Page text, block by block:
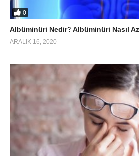
0
Albüminüri Nedir? Albüminüri Nasıl
ARALIK 16, 2020